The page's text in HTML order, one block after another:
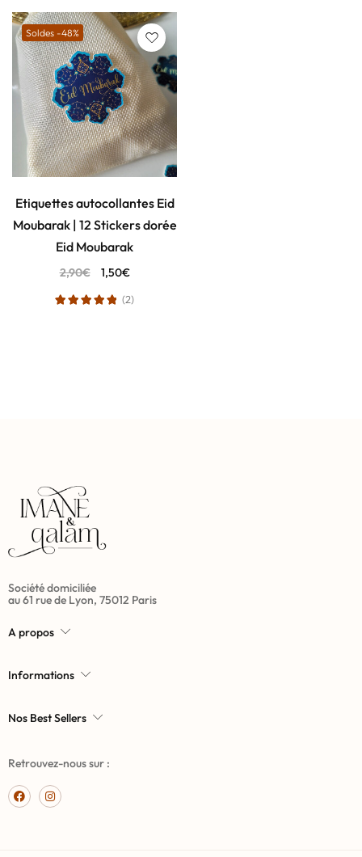
Soldes -48%
Etiquettes autocollantes Eid
Moubarak | 12 Stickers dorée
Eid Moubarak
2,90€ 1,50€
(2)
Société domiciliée
au 61 rue de Lyon, 75012 Paris
A propos
Informations
Nos Best Sellers
Retrouvez-nous sur :